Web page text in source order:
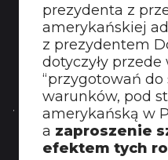
MILITARIA
OPINIA
KONTAKT
prezydenta z
amerykańskiej
z prezydentem
dotyczyły
“przygotowań do
warunków, pod
amerykańską w
a zaproszenie
efektem tych